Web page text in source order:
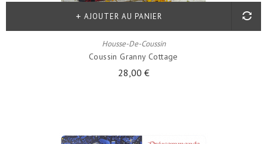
Housse-De-Coussin
Coussin Granny Cottage
28,00 €
AJOUTER AU PANIER